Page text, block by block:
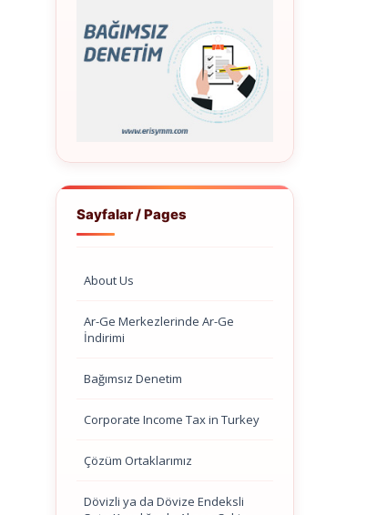
Sayfalar / Pages
About Us
Ar-Ge Merkezlerinde Ar-Ge
İndirimi
Bağımsız Denetim
Corporate Income Tax in Turkey
Çözüm Ortaklarımız
Dövizli ya da Dövize Endeksli